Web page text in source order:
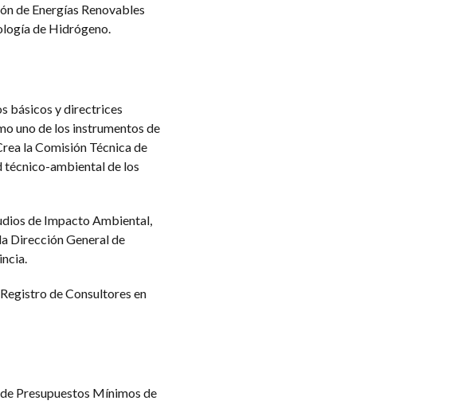
de Energías Renovables
de Hidrógeno.
básicos y directrices
uno de los instrumentos de
la Comisión Técnica de
técnico-ambiental de los
de Impacto Ambiental,
Dirección General de
de Consultores en
Presupuestos Mínimos de